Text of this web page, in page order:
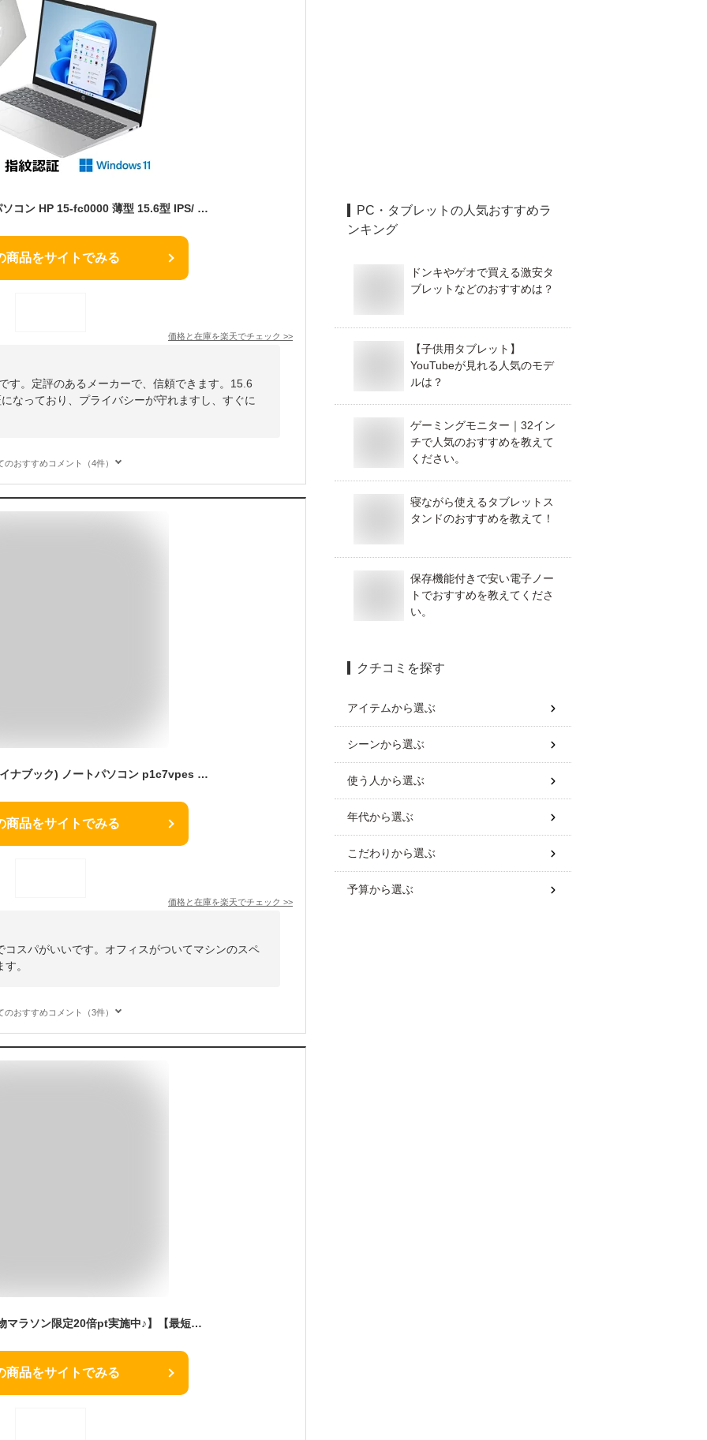
【新品】 HP ノートパソコン HP 15-fc0000 薄型 15.6型 IPS/ Ryzen 5 (Corei7 同等性能）/ メモリ 16GB / SSD512GB/ Windows 11/ Webカメラ/ Office付き選択可能 / 指紋認証/ ナチュラルシルバー
商品をサイトでみる
価格と在庫を楽天でチェック >>
す。定評のあるメーカーで、信頼できます。15.6
なっており、プライバシーが守れますし、すぐに
のおすすめコメント（4件）
展示品 Dynabook(ダイナブック) ノートパソコン p1c7vpes C7/i7/8GB/512GB/Intel Iris Xe Graphics/15.6型/Win 11/MS Office Home and Business 2021
商品をサイトでみる
価格と在庫を楽天でチェック >>
スパがいいです。オフィスがついてマシンのスペ
。
のおすすめコメント（3件）
【公式・新品:お買い物マラソン限定20倍pt実施中♪】【最短翌日配達】ノートパソコン office付き 新品 おすすめ 富士通 FMV Lite AHシリーズ WA1/H3 【WEBオリジナルベースモデル】15.6型 Windows11 Home Celeron メモリ8GB SSD 256GB office 搭載モデル FMVWH3A112_RK
商品をサイトでみる
PC・タブレット の人気おすすめラ
ンキング
ドンキやゲオで買える激安タ
ブレットなどのおすすめは？
【子供用タブレット】
YouTubeが見れる人気のモデ
ルは？
ゲーミングモニター｜32イン
チで人気のおすすめを教えて
ください。
寝ながら使えるタブレットス
タンドのおすすめを教えて！
保存機能付きで安い電子ノー
トでおすすめを教えてくださ
い。
クチコミを探す
アイテムから選ぶ
シーンから選ぶ
使う人から選ぶ
年代から選ぶ
こだわりから選ぶ
予算から選ぶ